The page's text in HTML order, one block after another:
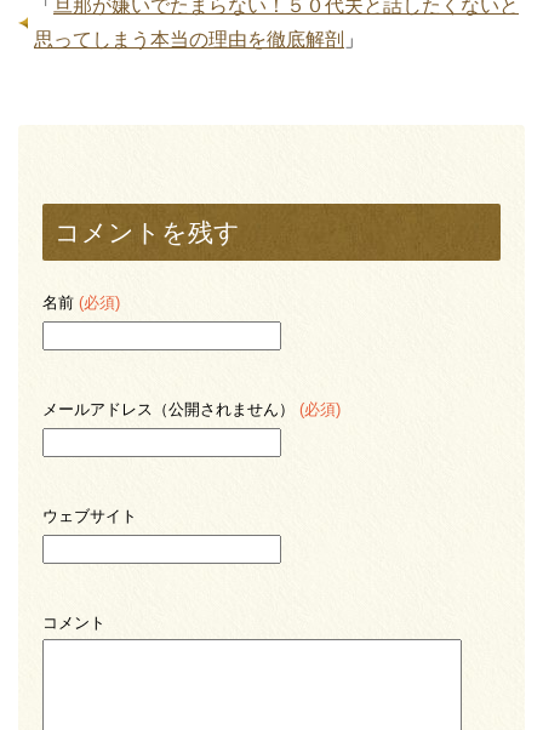
「 旦那が嫌いでたまらない！５０代夫と話したくないと
思ってしまう本当の理由を徹底解剖 」
コメントを残す
名前 (必須)
メールアドレス（公開されません） (必須)
ウェブサイト
コメント